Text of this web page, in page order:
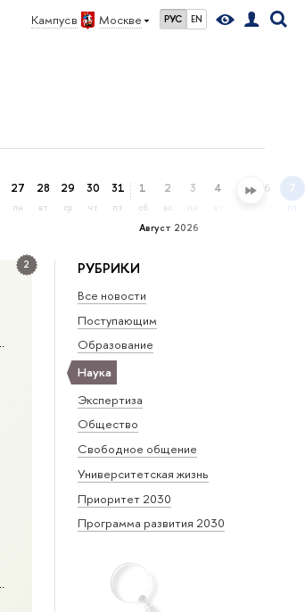
Кампус в Москве РУС EN
27
пн
28
вт
29
ср
30
чт
31
пт
Август 2026
1
сб
2
вс
3 4 5 6 7
пт
РУБРИКИ
Все новости
Поступающим
Образование
Наука
Экспертиза
Общество
Свободное общение
Университетская жизнь
Приоритет 2030
Программа развития 2030
2